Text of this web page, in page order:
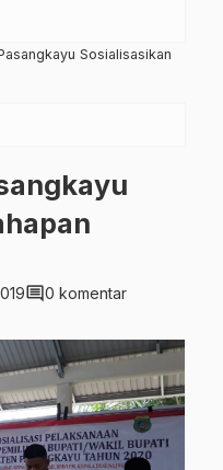
Sosialisasikan
comment0 komentar